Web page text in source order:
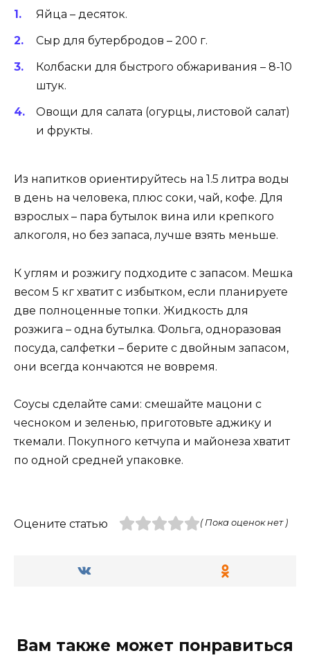
Яйца – десяток.
Сыр для бутербродов – 200 г.
Колбаски для быстрого обжаривания – 8-10
штук.
Овощи для салата (огурцы, листовой салат)
и фрукты.
Из напитков ориентируйтесь на 1.5 литра воды
в день на человека, плюс соки, чай, кофе. Для
взрослых – пара бутылок вина или крепкого
алкоголя, но без запаса, лучше взять меньше.
К углям и розжигу подходите с запасом. Мешка
весом 5 кг хватит с избытком, если планируете
две полноценные топки. Жидкость для
розжига – одна бутылка. Фольга, одноразовая
посуда, салфетки – берите с двойным запасом,
они всегда кончаются не вовремя.
Соусы сделайте сами: смешайте мацони с
чесноком и зеленью, приготовьте аджику и
ткемали. Покупного кетчупа и майонеза хватит
по одной средней упаковке.
Оцените статью ( Пока оценок нет )
Вам также может понравиться